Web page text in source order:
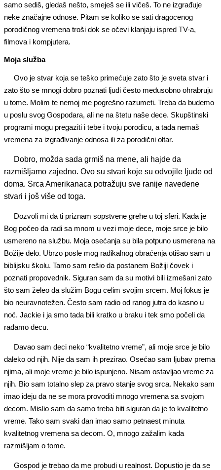
samo sediš, gledaš nešto, smeješ se ili vičeš. To ne izgrađuje
neke značajne odnose. Pitam se koliko se sati dragocenog
porodičnog vremena troši dok se očevi klanjaju ispred TV-a,
filmova i kompjutera.
Moja služba
Ovo je stvar koja se teško primećuje zato što je sveta stvar i
zato što se mnogi dobro poznati ljudi često međusobno ohrabruju
u tome. Molim te nemoj me pogrešno razumeti. Treba da budemo
u poslu svog Gospodara, ali ne na štetu naše dece. Skupštinski
programi mogu pregaziti i tebe i tvoju porodicu, a tada nemaš
vremena za izgrađivanje odnosa ili za porodični oltar.
Dobro, možda sada grmiš na mene, ali hajde da
razmišljamo zajedno. Ovo su stvari koje su odvojile ljude od
doma. Srca Amerikanaca potražuju sve ranije navedene
stvari i još više od toga.
Dozvoli mi da ti priznam sopstvene grehe u toj sferi. Kada je
Bog počeo da radi sa mnom u vezi moje dece, moje srce je bilo
usmereno na službu. Moja osećanja su bila potpuno usmerena na
Božije delo. Ubrzo posle mog radikalnog obraćenja otišao sam u
biblijsku školu. Tamo sam rešio da postanem Božiji čovek i
poznati propovednik. Siguran sam da su motivi bili izmešani zato
što sam želeo da služim Bogu celim svojim srcem. Moj fokus je
bio neuravnotežen. Često sam radio od ranog jutra do kasno u
noć. Jackie i ja smo tada bili kratko u braku i tek smo počeli da
rađamo decu.
Davao sam deci neko “kvalitetno vreme”, ali moje srce je bilo
daleko od njih. Nije da sam ih prezirao. Osećao sam ljubav prema
njima, ali moje vreme je bilo ispunjeno. Nisam ostavljao vreme za
njih. Bio sam totalno slep za pravo stanje svog srca. Nekako sam
imao ideju da ne se mora provoditi mnogo vremena sa svojom
decom. Mislio sam da samo treba biti siguran da je to kvalitetno
vreme. Tako sam svaki dan imao samo petnaest minuta
kvalitetnog vremena sa decom. O, mnogo zažalim kada
razmišljam o tome.
Gospod je trebao da me probudi u realnost. Dopustio je da se